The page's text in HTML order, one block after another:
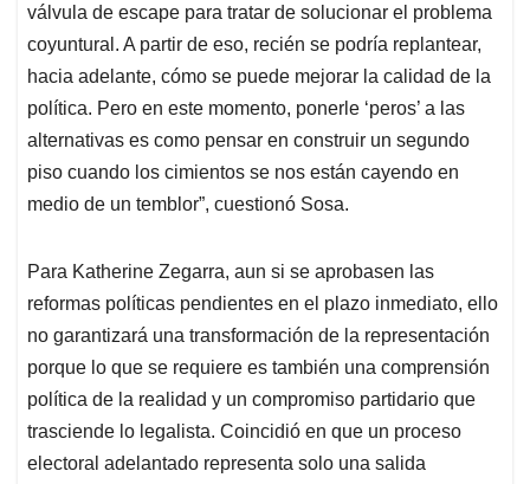
válvula de escape para tratar de solucionar el problema
coyuntural. A partir de eso, recién se podría replantear,
hacia adelante, cómo se puede mejorar la calidad de la
política. Pero en este momento, ponerle ‘peros’ a las
alternativas es como pensar en construir un segundo
piso cuando los cimientos se nos están cayendo en
medio de un temblor”, cuestionó Sosa.
Para Katherine Zegarra, aun si se aprobasen las
reformas políticas pendientes en el plazo inmediato, ello
no garantizará una transformación de la representación
porque lo que se requiere es también una comprensión
política de la realidad y un compromiso partidario que
trasciende lo legalista. Coincidió en que un proceso
electoral adelantado representa solo una salida